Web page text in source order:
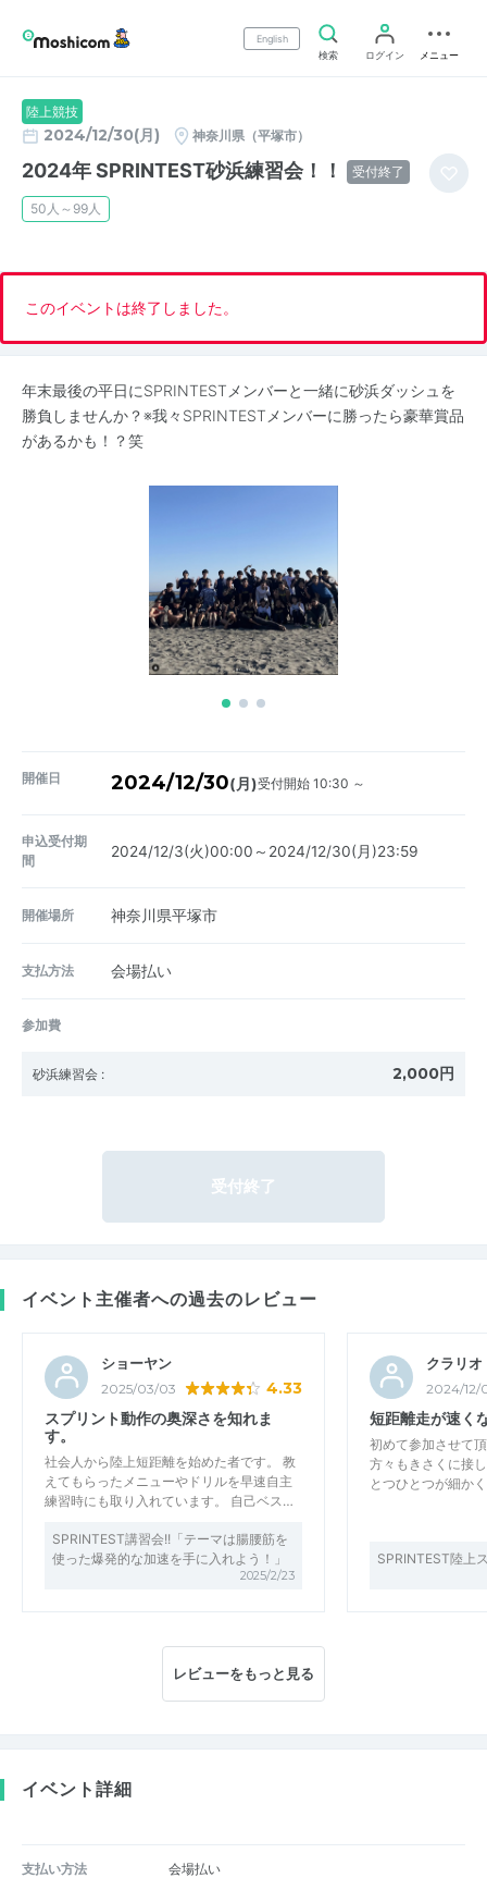
English
検索
ログイン メニュー
陸上競技
2024/12/30(月) 神奈川県（平塚市）
2024年 SPRINTEST砂浜練習会！！ 受付終了
50人～99人
このイベントは終了しました。
年末最後の平日にSPRINTESTメンバーと一緒に砂浜ダッシュを
勝負しませんか？※我々SPRINTESTメンバーに勝ったら豪華賞品
があるかも！？笑
開催日 2024/12/30(月)受付開始 10:30 ～
申込受付期
間
2024/12/3(火)00:00～2024/12/30(月)23:59
開催場所 神奈川県平塚市
支払方法 会場払い
参加費
砂浜練習会 : 2,000円
受付終了
イベント主催者への過去のレビュー
ショーヤン
2025/03/03 4.33
スプリント動作の奥深さを知れま
す。
社会人から陸上短距離を始めた者です。 教
えてもらったメニューやドリルを早速自主
練習時にも取り入れています。 自己ベス…
SPRINTEST講習会!!「テーマは腸腰筋を
使った爆発的な加速を手に入れよう！」
2025/2/23
クラリオ
2024/12/
短距離走が速く
初めて参加させて
方々もきさくに接
とつひとつが細か
SPRINTEST陸上
レビューをもっと見る
イベント詳細
支払い方法 会場払い